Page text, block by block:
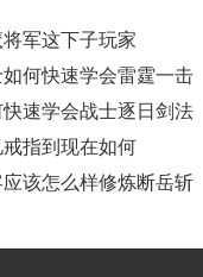
军这下子玩家
何快速学会雷霆一击
速学会战士逐日剑法
指到现在如何
该怎么样修炼断岳斩